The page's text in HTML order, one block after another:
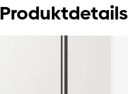
Produktdetails